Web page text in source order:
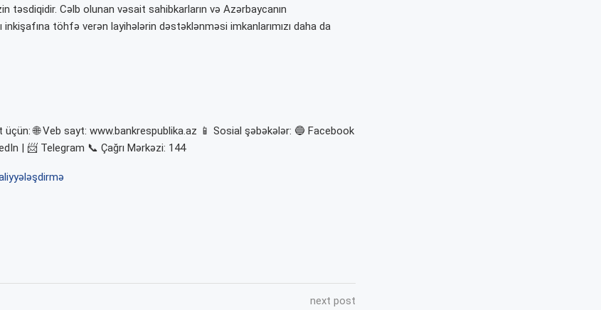
təsdiqidir. Cəlb olunan vəsait sahibkarların və Azərbaycanın
inkişafına töhfə verən layihələrin dəstəklənməsi imkanlarımızı daha da
üçün: 🌐 Veb sayt: www.bankrespublika.az 📱 Sosial şəbəkələr: 🔵 Facebook
| 📨 Telegram 📞 Çağrı Mərkəzi: 144
next post